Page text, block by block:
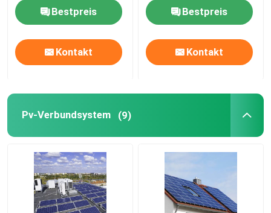
Bestpreis
Kontakt
Heißverzinkung und
Aluminium-Magnesium-
Zinkplattierung
Bestpreis
Kontakt
Pv-Verbundsystem (9)